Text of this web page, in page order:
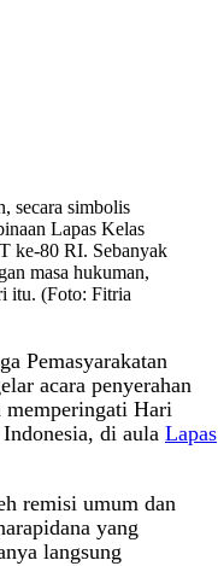
secara simbolis
Lapas Kelas
ke-80 RI. Sebanyak
masa hukuman,
itu. (Foto: Fitria
Pemasyarakatan
acara penyerahan
memperingati Hari
di aula Lapas
remisi umum dan
yang
langsung